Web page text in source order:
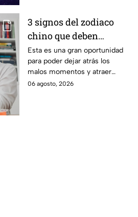
3 signos del zodiaco
chino que deben
manifestar abundancia
antes del 12 de agosto
Esta es una gran oportunidad
para poder dejar atrás los
malos momentos y atraer
buena energía.
06 agosto, 2026